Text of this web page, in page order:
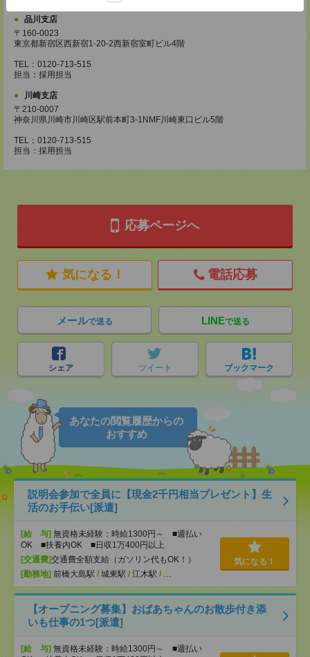
品川支店
〒160-0023
東京都新宿区西新宿1-20-2西新宿室町ビル4階
TEL：0120-713-515
担当：採用担当
川崎支店
〒210-0007
神奈川県川崎市川崎区駅前本町3-1NMF川崎東口ビル5階
TEL：0120-713-515
担当：採用担当
応募ページへ
気になる！ 電話応募
メールで送る LINEで送る
シェア ツイート ブックマーク
あなたの閲覧履歴からの
おすすめ
説明会参加で全員に【現金2千円相当プレゼント】生
活のお手伝い[派遣]
[給 与] 無資格未経験：時給1300円～ ■週払い
OK ■扶養内OK ■日収1万400円以上
[交通費]交通費全額支給（ガソリン代もOK！）
[勤務地] 前橋大島駅 / 城東駅 / 江木駅 / …
気になる！
【オープニング募集】おばあちゃんのお散歩付き添
いも仕事の1つ[派遣]
[給 与] 無資格未経験：時給1300円～ ■週払い